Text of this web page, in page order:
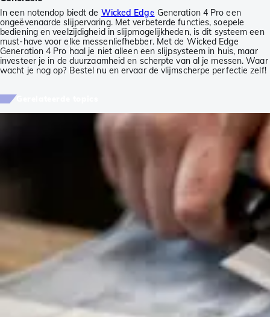
In een notendop biedt de Wicked Edge Generation 4 Pro een
ongeëvenaarde slijpervaring. Met verbeterde functies, soepele
bediening en veelzijdigheid in slijpmogelijkheden, is dit systeem een
must-have voor elke messenliefhebber. Met de Wicked Edge
Generation 4 Pro haal je niet alleen een slijpsysteem in huis, maar
investeer je in de duurzaamheid en scherpte van al je messen. Waar
wacht je nog op? Bestel nu en ervaar de vlijmscherpe perfectie zelf!